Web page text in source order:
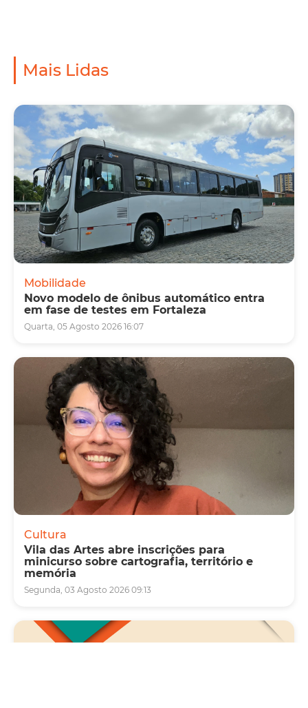
Mais Lidas
Mobilidade
Novo modelo de ônibus automático entra
em fase de testes em Fortaleza
Quarta, 05 Agosto 2026 16:07
Cultura
Vila das Artes abre inscrições para
minicurso sobre cartografia, território e
memória
Segunda, 03 Agosto 2026 09:13